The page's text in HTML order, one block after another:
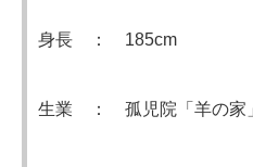
身長 ： 185cm
生業 ： 孤児院「羊の家